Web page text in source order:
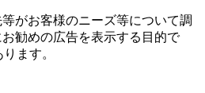
がお客様のニーズ等について調
勧めの広告を表⽰する⽬的で
ます。